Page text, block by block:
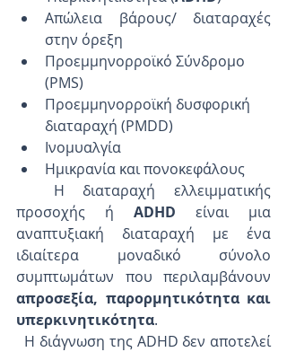
Απώλεια βάρους/ διαταραχές
στην όρεξη
Προεμμηνορροϊκό Σύνδρομο
(PMS)
Προεμμηνορροϊκή δυσφορική
διαταραχή (PMDD)
Ινομυαλγία
Ημικρανία και πονοκεφάλους
προσοχής ή ADHD είναι μια
αναπτυξιακή διαταραχή με ένα
ιδιαίτερα μοναδικό σύνολο
απροσεξία, παρορμητικότητα και
υπερκινητικότητα.